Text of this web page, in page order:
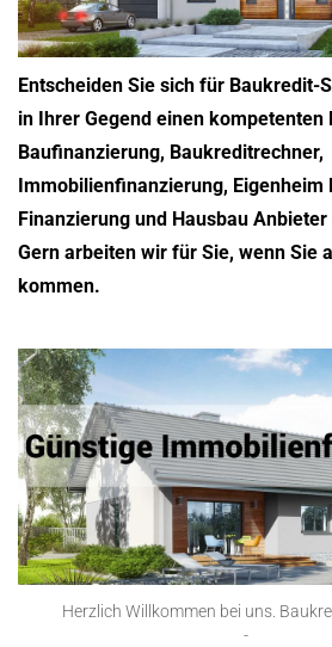
Entscheiden Sie sich für Baukredit-
in Ihrer Gegend einen kompetenten
Baufinanzierung, Baukreditrechner,
Immobilienfinanzierung, Eigenheim
Finanzierung und Hausbau
Gern arbeiten wir für Sie, wenn Sie
kommen.
Herzlich Willkommen bei uns.
-